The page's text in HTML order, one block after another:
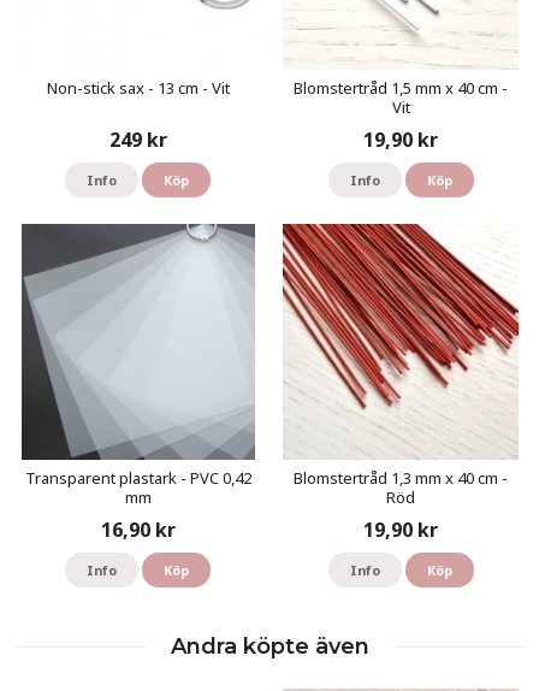
Non-stick sax - 13 cm - Vit
249 kr
Info Köp
Blomstertråd 1,5 mm x 40 cm -
Vit
19,90 kr
Info Köp
Transparent plastark - PVC 0,42
mm
16,90 kr
Info Köp
Blomstertråd 1,3 mm x 40 cm -
Röd
19,90 kr
Info Köp
Andra köpte även